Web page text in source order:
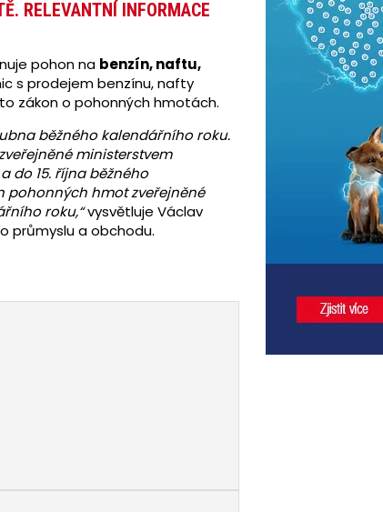
. RELEVANTNÍ INFORMACE
pohon na benzín, naftu,
s prodejem benzínu, nafty
zákon o pohonných hmotách.
běžného kalendářního roku.
ministerstvem
do 15. října běžného
pohonných hmot zveřejněné
roku,“vysvětluje Václav
průmyslu a obchodu.